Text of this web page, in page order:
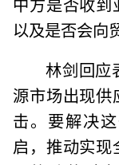
以及是否会向
林剑回应
源市场出现
击。要解决
启，推动实